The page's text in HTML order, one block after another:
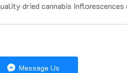
dried cannabis
Message Us